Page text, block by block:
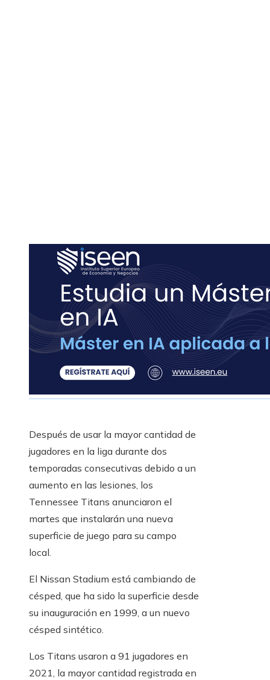
Después de usar la mayor cantidad de
jugadores en la liga durante dos
temporadas consecutivas debido a un
aumento en las lesiones, los
Tennessee Titans anunciaron el
martes que instalarán una nueva
superficie de juego para su campo
local.
El Nissan Stadium está cambiando de
césped, que ha sido la superficie desde
su inauguración en 1999, a un nuevo
césped sintético.
Los Titans usaron a 91 jugadores en
2021, la mayor cantidad registrada en